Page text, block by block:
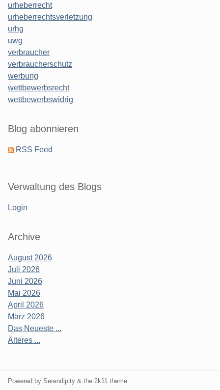
urheberrecht
urheberrechtsverletzung
urhg
uwg
verbraucher
verbraucherschutz
werbung
wettbewerbsrecht
wettbewerbswidrig
Blog abonnieren
RSS Feed
Verwaltung des Blogs
Login
Archive
August 2026
Juli 2026
Juni 2026
Mai 2026
April 2026
März 2026
Das Neueste ...
Älteres ...
Powered by Serendipity & the 2k11 theme.